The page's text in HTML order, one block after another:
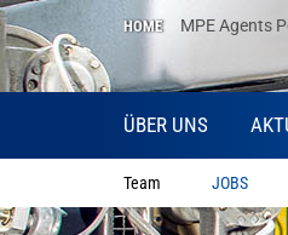
HOME MPE Agents
ÜBER UNS
Team JOBS